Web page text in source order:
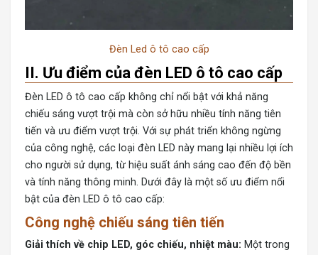
Đèn Led ô tô cao cấp
II. Ưu điểm của đèn LED ô tô cao cấp
Đèn LED ô tô cao cấp không chỉ nổi bật với khả năng
chiếu sáng vượt trội mà còn sở hữu nhiều tính năng tiên
tiến và ưu điểm vượt trội. Với sự phát triển không ngừng
của công nghệ, các loại đèn LED này mang lại nhiều lợi ích
cho người sử dụng, từ hiệu suất ánh sáng cao đến độ bền
và tính năng thông minh. Dưới đây là một số ưu điểm nổi
bật của đèn LED ô tô cao cấp:
Công nghệ chiếu sáng tiên tiến
Giải thích về chip LED, góc chiếu, nhiệt màu: Một trong